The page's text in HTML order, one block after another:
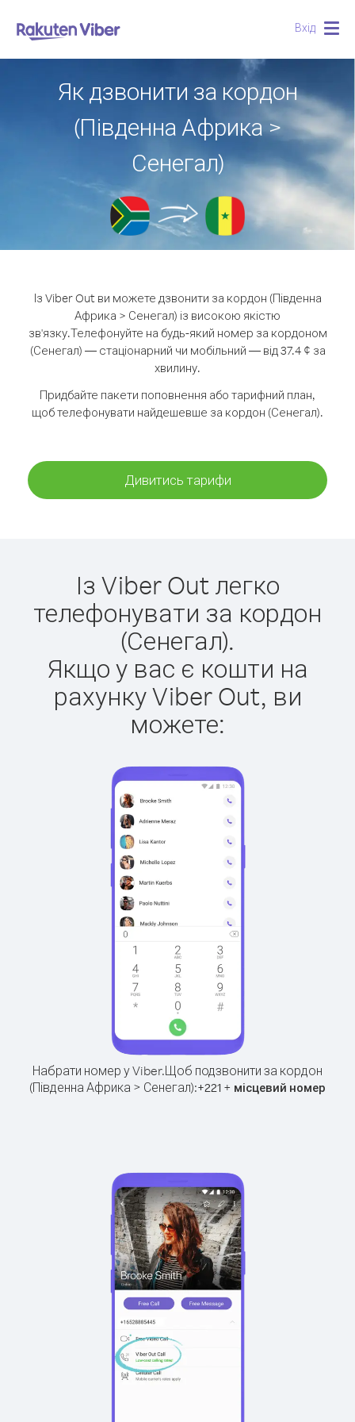
Вхід
Як дзвонити за кордон
(Південна Африка >
Сенегал)
Із Viber Out ви можете дзвонити за кордон (Південна
Африка > Сенегал) із високою якістю
зв'язку.Телефонуйте на будь-який номер за кордоном
(Сенегал) — стаціонарний чи мобільний — від 37.4 ¢ за
хвилину.
Придбайте пакети поповнення або тарифний план,
щоб телефонувати найдешевше за кордон (Сенегал).
Дивитись тарифи
Із Viber Out легко
телефонувати за кордон
(Сенегал).
Якщо у вас є кошти на
рахунку Viber Out, ви
можете:
Набрати номер у Viber.Щоб подзвонити за кордон
(Південна Африка > Сенегал):+221 + місцевий номер